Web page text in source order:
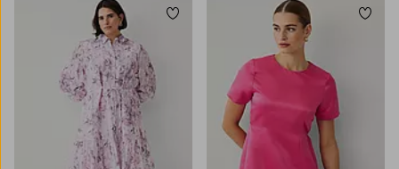
Legg til favoritter
4XL